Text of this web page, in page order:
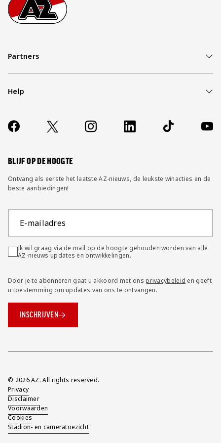
Partners
Help
Contact
FAQ
Socials
https://www.facebook.com/AZAlkmaar
X Instagram LinkedIn TikTok
BLIJF OP DE HOOGTE
Ontvang als eerste het laatste AZ-nieuws, de leukste winacties en de
beste aanbiedingen!
E-mailadres
Ik wil graag via de mail op de hoogte gehouden worden van alle
AZ-nieuws updates en ontwikkelingen.
Door je te abonneren gaat u akkoord met onsprivacybeleid en geeft
u toestemming om updates van ons te ontvangen.
INSCHRIJVEN
Overig
© 2026 AZ. All rights reserved.
Privacy
Disclaimer
Voorwaarden
Cookies
Stadion- en cameratoezicht